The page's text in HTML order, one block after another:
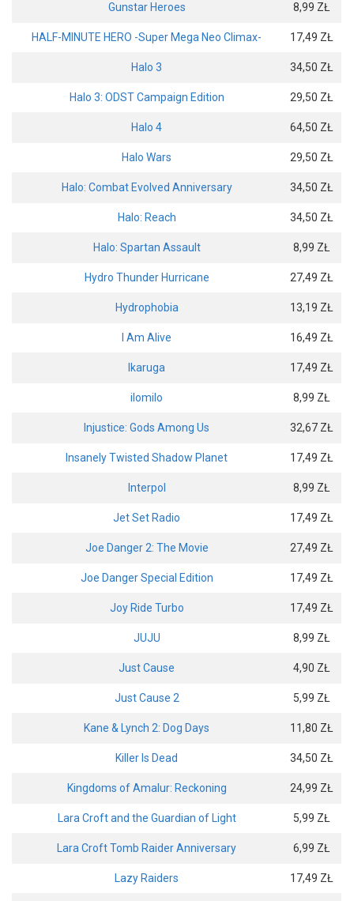
Gunstar Heroes 8,99 ZŁ
HALF-MINUTE HERO -Super Mega Neo Climax- 17,49 ZŁ
Halo 3 34,50 ZŁ
Halo 3: ODST Campaign Edition 29,50 ZŁ
Halo 4 64,50 ZŁ
Halo Wars 29,50 ZŁ
Halo: Combat Evolved Anniversary 34,50 ZŁ
Halo: Reach 34,50 ZŁ
Halo: Spartan Assault 8,99 ZŁ
Hydro Thunder Hurricane 27,49 ZŁ
Hydrophobia 13,19 ZŁ
I Am Alive 16,49 ZŁ
Ikaruga 17,49 ZŁ
ilomilo 8,99 ZŁ
Injustice: Gods Among Us 32,67 ZŁ
Insanely Twisted Shadow Planet 17,49 ZŁ
Interpol 8,99 ZŁ
Jet Set Radio 17,49 ZŁ
Joe Danger 2: The Movie 27,49 ZŁ
Joe Danger Special Edition 17,49 ZŁ
Joy Ride Turbo 17,49 ZŁ
JUJU 8,99 ZŁ
Just Cause 4,90 ZŁ
Just Cause 2 5,99 ZŁ
Kane & Lynch 2: Dog Days 11,80 ZŁ
Killer Is Dead 34,50 ZŁ
Kingdoms of Amalur: Reckoning 24,99 ZŁ
Lara Croft and the Guardian of Light 5,99 ZŁ
Lara Croft Tomb Raider Anniversary 6,99 ZŁ
Lazy Raiders 17,49 ZŁ